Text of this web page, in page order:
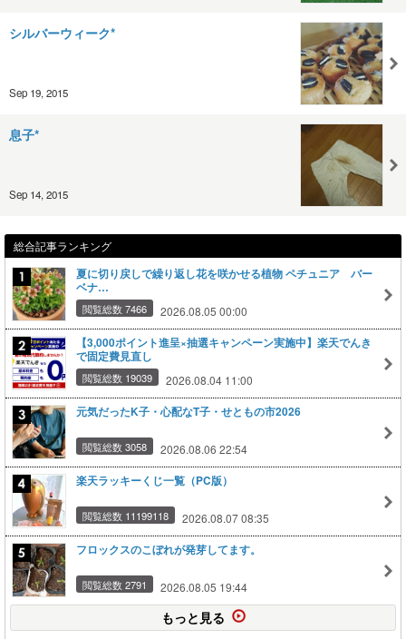
シルバーウィーク*
Sep 19, 2015
息子*
Sep 14, 2015
総合記事ランキング
夏に切り戻しで繰り返し花を咲かせる植物 ペチュニア バー
ベナ…
閲覧総数 7466 2026.08.05 00:00
【3,000ポイント進呈×抽選キャンペーン実施中】楽天でんき
で固定費見直し
閲覧総数 19039 2026.08.04 11:00
元気だったK子・心配なT子・せともの市2026
閲覧総数 3058 2026.08.06 22:54
楽天ラッキーくじ一覧（PC版）
閲覧総数 11199118 2026.08.07 08:35
フロックスのこぼれが発芽してます。
閲覧総数 2791 2026.08.05 19:44
もっと見る